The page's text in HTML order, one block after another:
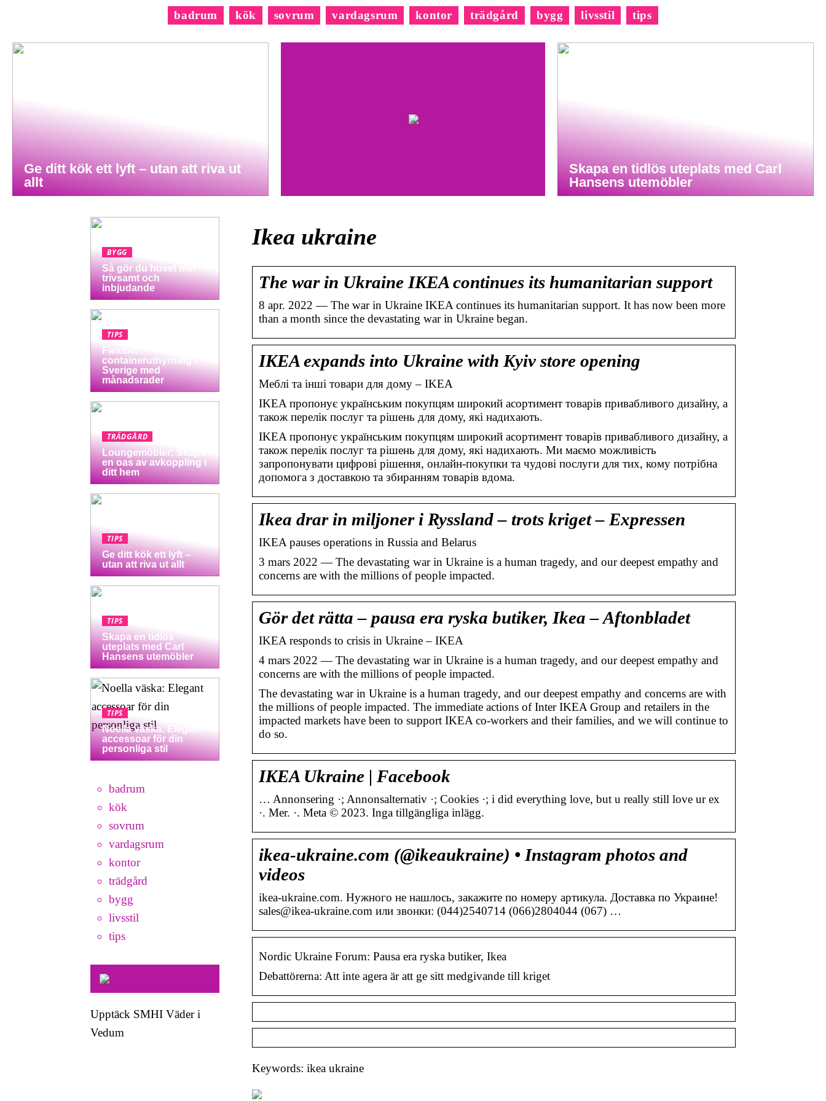
badrum kök sovrum vardagsrum kontor trädgård bygg livsstil tips
Ge ditt kök ett lyft – utan att riva ut
allt
Skapa en tidlös uteplats med Carl
Hansens utemöbler
Ikea ukraine
The war in Ukraine IKEA continues its humanitarian support
8 apr. 2022 — The war in Ukraine IKEA continues its humanitarian support. It has now been more
than a month since the devastating war in Ukraine began.
IKEA expands into Ukraine with Kyiv store opening
Меблі та інші товари для дому – IKEA
IKEA пропонує українським покупцям широкий асортимент товарів привабливого дизайну, а
також перелік послуг та рішень для дому, які надихають.
IKEA пропонує українським покупцям широкий асортимент товарів привабливого дизайну, а
також перелік послуг та рішень для дому, які надихають. Ми маємо можливість
запропонувати цифрові рішення, онлайн-покупки та чудові послуги для тих, кому потрібна
допомога з доставкою та збиранням товарів вдома.
Ikea drar in miljoner i Ryssland – trots kriget – Expressen
IKEA pauses operations in Russia and Belarus
3 mars 2022 — The devastating war in Ukraine is a human tragedy, and our deepest empathy and
concerns are with the millions of people impacted.
Gör det rätta – pausa era ryska butiker, Ikea – Aftonbladet
IKEA responds to crisis in Ukraine – IKEA
4 mars 2022 — The devastating war in Ukraine is a human tragedy, and our deepest empathy and
concerns are with the millions of people impacted.
The devastating war in Ukraine is a human tragedy, and our deepest empathy and concerns are with
the millions of people impacted. The immediate actions of Inter IKEA Group and retailers in the
impacted markets have been to support IKEA co-workers and their families, and we will continue to
do so.
IKEA Ukraine | Facebook
… Annonsering ·; Annonsalternativ ·; Cookies ·; i did everything love, but u really still love ur ex
·. Mer. ·. Meta © 2023. Inga tillgängliga inlägg.
ikea-ukraine.com (@ikeaukraine) • Instagram photos and
videos
ikea-ukraine.com. Нужного не нашлось, закажите по номеру артикула. Доставка по Украине!
sales@ikea-ukraine.com или звонки: (044)2540714 (066)2804044 (067) …
Nordic Ukraine Forum: Pausa era ryska butiker, Ikea
Debattörerna: Att inte agera är att ge sitt medgivande till kriget
Keywords: ikea ukraine
BYGG
Så gör du huset mer
trivsamt och
inbjudande
TIPS
Flexibel
containeruthyrning i
Sverige med
månadsrader
TRÄDGÅRD
Loungemöbler: Skapa
en oas av avkoppling i
ditt hem
TIPS
Ge ditt kök ett lyft –
utan att riva ut allt
TIPS
Skapa en tidlös
uteplats med Carl
Hansens utemöbler
TIPS
Noella väska: Elegant
accessoar för din
personliga stil
badrum
kök
sovrum
vardagsrum
kontor
trädgård
bygg
livsstil
tips
Upptäck SMHI Väder i
Vedum